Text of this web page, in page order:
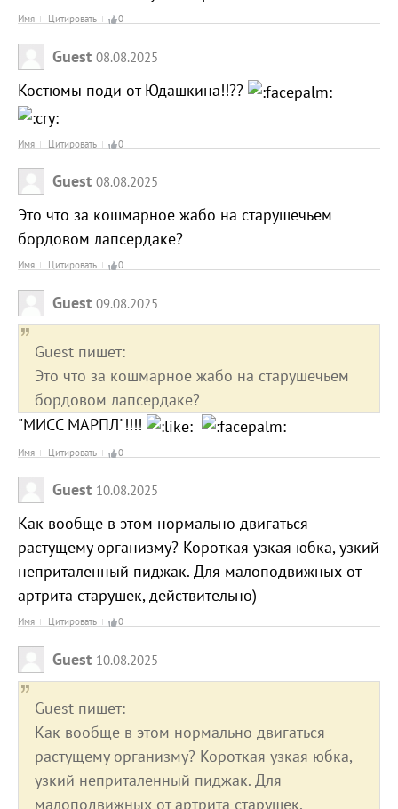
Имя Цитировать 0
Guest 08.08.2025
Костюмы поди от Юдашкина!!??
Имя Цитировать 0
Guest 08.08.2025
Это что за кошмарное жабо на старушечьем
бордовом лапсердаке?
Имя Цитировать 0
Guest 09.08.2025
Guest пишет:
Это что за кошмарное жабо на старушечьем
бордовом лапсердаке?
"МИСС МАРПЛ"!!!!
Имя Цитировать 0
Guest 10.08.2025
Как вообще в этом нормально двигаться
растущему организму? Короткая узкая юбка, узкий
неприталенный пиджак. Для малоподвижных от
артрита старушек, действительно)
Имя Цитировать 0
Guest 10.08.2025
Guest пишет:
Как вообще в этом нормально двигаться
растущему организму? Короткая узкая юбка,
узкий неприталенный пиджак. Для
малоподвижных от артрита старушек,